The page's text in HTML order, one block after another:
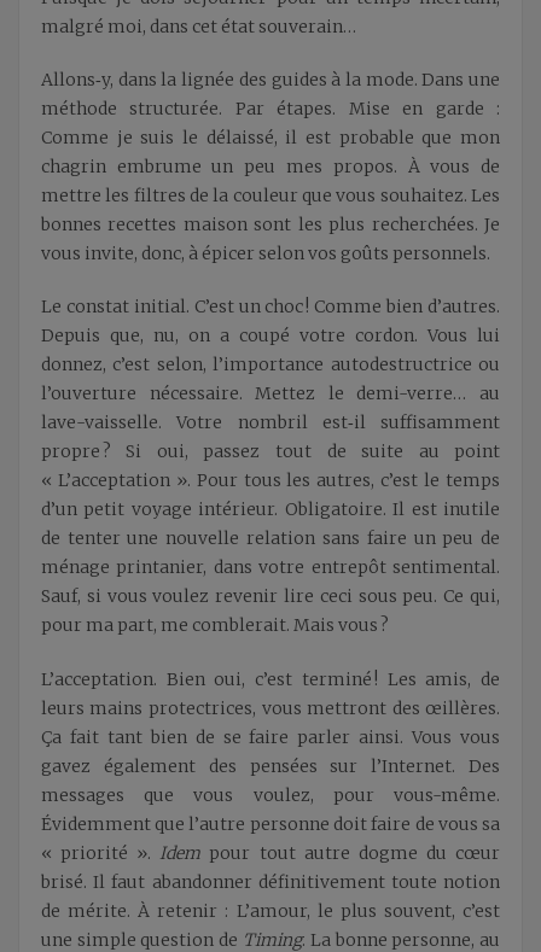
malgré moi, dans cet état souverain…
Allons‑y, dans la lignée des guides à la mode. Dans une
méthode structurée. Par étapes. Mise en garde :
Comme je suis le délaissé, il est probable que mon
chagrin embrume un peu mes propos. À vous de
mettre les filtres de la couleur que vous souhaitez. Les
bonnes recettes maison sont les plus recherchées. Je
vous invite, donc, à épicer selon vos goûts personnels.
Le constat initial. C’est un choc ! Comme bien d’autres.
Depuis que, nu, on a coupé votre cordon. Vous lui
donnez, c’est selon, l’importance autodestructrice ou
l’ouverture nécessaire. Mettez le demi-verre… au
lave-vaisselle. Votre nombril est‑il suffisamment
propre ? Si oui, passez tout de suite au point
« L’acceptation ». Pour tous les autres, c’est le temps
d’un petit voyage intérieur. Obligatoire. Il est inutile
de tenter une nouvelle relation sans faire un peu de
ménage printanier, dans votre entrepôt sentimental.
Sauf, si vous voulez revenir lire ceci sous peu. Ce qui,
pour ma part, me comblerait. Mais vous ?
L’acceptation. Bien oui, c’est terminé ! Les amis, de
leurs mains protectrices, vous mettront des œillères.
Ça fait tant bien de se faire parler ainsi. Vous vous
gavez également des pensées sur l’Internet. Des
messages que vous voulez, pour vous-même.
Évidemment que l’autre personne doit faire de vous sa
« priorité ». Idem pour tout autre dogme du cœur
brisé. Il faut abandonner définitivement toute notion
de mérite. À retenir : L’amour, le plus souvent, c’est
une simple question de Timing. La bonne personne, au